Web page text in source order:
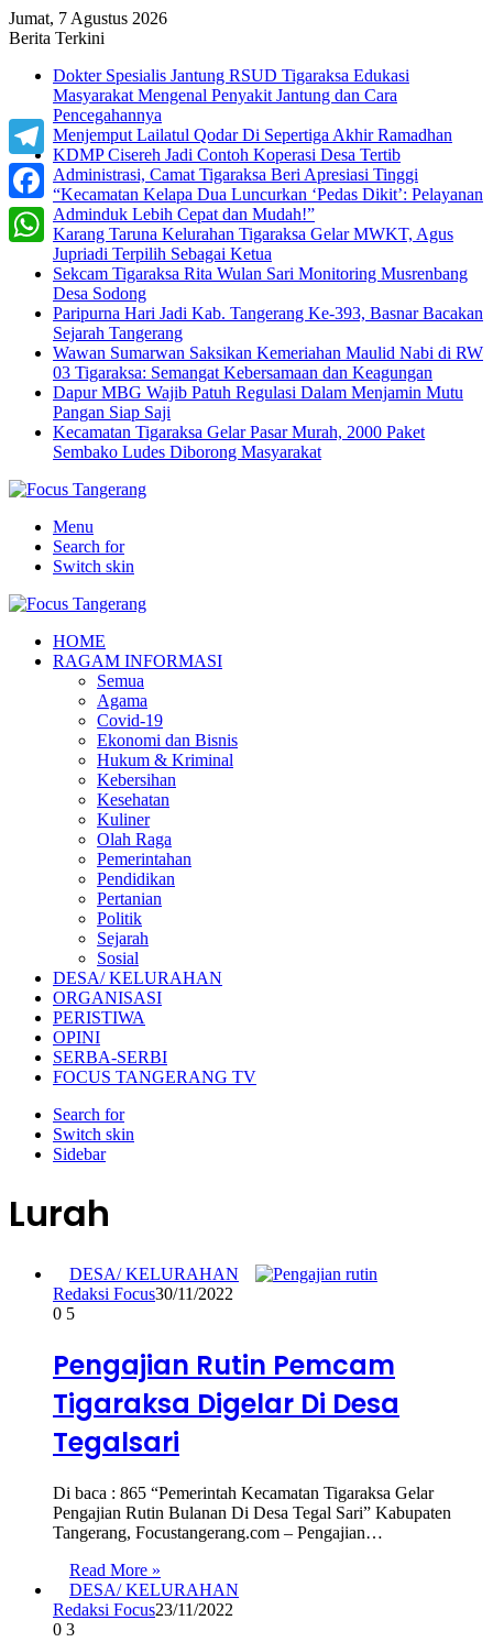
Jumat, 7 Agustus 2026
Berita Terkini
Dokter Spesialis Jantung RSUD Tigaraksa Edukasi
Masyarakat Mengenal Penyakit Jantung dan Cara
Pencegahannya
Menjemput Lailatul Qodar Di Sepertiga Akhir Ramadhan
KDMP Cisereh Jadi Contoh Koperasi Desa Tertib
Administrasi, Camat Tigaraksa Beri Apresiasi Tinggi
“Kecamatan Kelapa Dua Luncurkan ‘Pedas Dikit’: Pelayanan
Adminduk Lebih Cepat dan Mudah!”
Karang Taruna Kelurahan Tigaraksa Gelar MWKT, Agus
Jupriadi Terpilih Sebagai Ketua
Sekcam Tigaraksa Rita Wulan Sari Monitoring Musrenbang
Desa Sodong
Paripurna Hari Jadi Kab. Tangerang Ke-393, Basnar Bacakan
Sejarah Tangerang
Wawan Sumarwan Saksikan Kemeriahan Maulid Nabi di RW
03 Tigaraksa: Semangat Kebersamaan dan Keagungan
Dapur MBG Wajib Patuh Regulasi Dalam Menjamin Mutu
Pangan Siap Saji
Kecamatan Tigaraksa Gelar Pasar Murah, 2000 Paket
Sembako Ludes Diborong Masyarakat
Menu
Search for
Switch skin
HOME
RAGAM INFORMASI
Semua
Agama
Covid-19
Ekonomi dan Bisnis
Hukum & Kriminal
Kebersihan
Kesehatan
Kuliner
Olah Raga
Pemerintahan
Pendidikan
Pertanian
Politik
Sejarah
Sosial
DESA/ KELURAHAN
ORGANISASI
PERISTIWA
OPINI
SERBA-SERBI
FOCUS TANGERANG TV
Search for
Switch skin
Sidebar
Lurah
DESA/ KELURAHAN
Redaksi Focus30/11/2022
0 5
Pengajian Rutin Pemcam
Tigaraksa Digelar Di Desa
Tegalsari
Di baca : 865 “Pemerintah Kecamatan Tigaraksa Gelar
Pengajian Rutin Bulanan Di Desa Tegal Sari” Kabupaten
Tangerang, Focustangerang.com – Pengajian…
Read More »
DESA/ KELURAHAN
Redaksi Focus23/11/2022
0 3
Telegram
Facebook
WhatsApp